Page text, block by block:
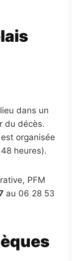
dans un
du décès.
organisée
heures).
PFM
au 06 28 53